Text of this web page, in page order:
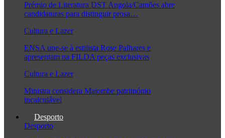
Prémio de Literatura DST Angola/Camões abre
candidaturas para distinguir prosa…
Cultura e Lazer
ENSA une-se à estilista Rose Palhares e
apresentam na FILDA peças exclusivas
Cultura e Lazer
Ministra considera Maiombe património
incalculável
Desporto
Desporto